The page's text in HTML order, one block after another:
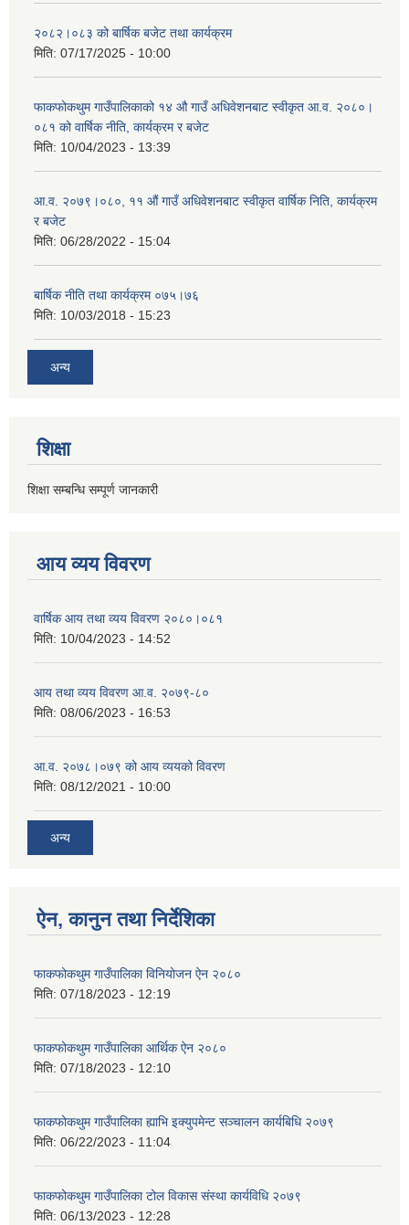
२०८२।०८३ को बार्षिक बजेट तथा कार्यक्रम
मिति: 07/17/2025 - 10:00
फाकफोकथुम गाउँपालिकाको १४ औ गाउँ अधिवेशनबाट स्वीकृत आ.व. २०८०।
०८१ को वार्षिक नीति, कार्यक्रम र बजेट
मिति: 10/04/2023 - 13:39
आ.व. २०७९।०८०, ११ औं गाउँ अधिवेशनबाट स्वीकृत वार्षिक निति, कार्यक्रम
र बजेट
मिति: 06/28/2022 - 15:04
बार्षिक नीति तथा कार्यक्रम ०७५।७६
मिति: 10/03/2018 - 15:23
अन्य
शिक्षा
शिक्षा सम्बन्धि सम्पूर्ण जानकारी
आय व्यय विवरण
वार्षिक आय तथा व्यय विवरण २०८०।०८१
मिति: 10/04/2023 - 14:52
आय तथा व्यय विवरण आ.व. २०७९-८०
मिति: 08/06/2023 - 16:53
आ.व. २०७८।०७९ को आय व्ययको विवरण
मिति: 08/12/2021 - 10:00
अन्य
ऐन, कानुन तथा निर्देशिका
फाकफोकथुम गाउँपालिका विनियोजन ऐन २०८०
मिति: 07/18/2023 - 12:19
फाकफोकथुम गाउँपालिका आर्थिक ऐन २०८०
मिति: 07/18/2023 - 12:10
फाकफोकथुम गाउँपालिका ह्याभि इक्युपमेन्ट सञ्चालन कार्यबिधि २०७९
मिति: 06/22/2023 - 11:04
फाकफोकथुम गाउँपालिका टोल विकास संस्था कार्यविधि २०७९
मिति: 06/13/2023 - 12:28